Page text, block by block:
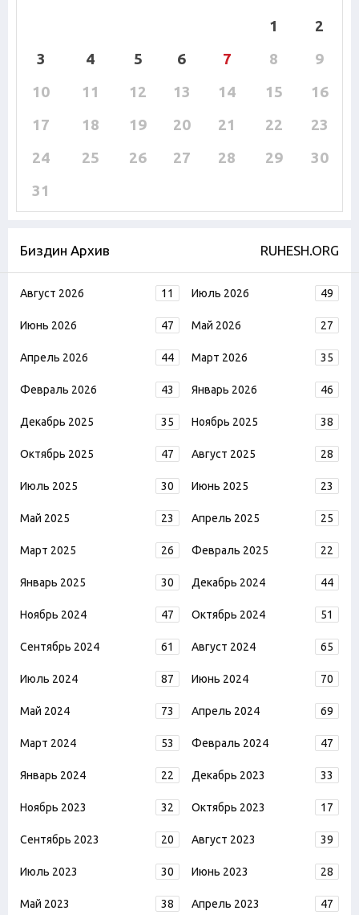
1
2
3
4 5 6 7 8
9
10
11 12 13 14 15
16
17
18 19 20 21 22
23
24
25 26 27 28 29
30
31
Биздин Архив RUHESH.ORG
Август 2026 11 Июль 2026 49
Июнь 2026 47 Май 2026 27
Апрель 2026 44 Март 2026 35
Февраль 2026 43 Январь 2026 46
Декабрь 2025 35 Ноябрь 2025 38
Октябрь 2025 47 Август 2025 28
Июль 2025 30 Июнь 2025 23
Май 2025 23 Апрель 2025 25
Март 2025 26 Февраль 2025 22
Январь 2025 30 Декабрь 2024 44
Ноябрь 2024 47 Октябрь 2024 51
Сентябрь 2024 61 Август 2024 65
Июль 2024 87 Июнь 2024 70
Май 2024 73 Апрель 2024 69
Март 2024 53 Февраль 2024 47
Январь 2024 22 Декабрь 2023 33
Ноябрь 2023 32 Октябрь 2023 17
Сентябрь 2023 20 Август 2023 39
Июль 2023 30 Июнь 2023 28
Май 2023 38 Апрель 2023 47